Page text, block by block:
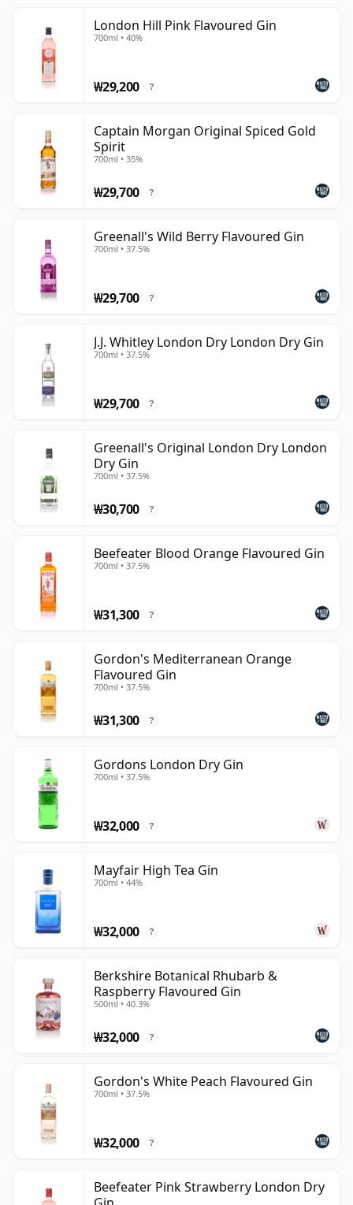
London Hill Pink Flavoured Gin
700ml • 40%
₩29,200 ?
Captain Morgan Original Spiced Gold
Spirit
700ml • 35%
₩29,700 ?
Greenall's Wild Berry Flavoured Gin
700ml • 37.5%
₩29,700 ?
J.J. Whitley London Dry London Dry Gin
700ml • 37.5%
₩29,700 ?
Greenall's Original London Dry London
Dry Gin
700ml • 37.5%
₩30,700 ?
Beefeater Blood Orange Flavoured Gin
700ml • 37.5%
₩31,300 ?
Gordon's Mediterranean Orange
Flavoured Gin
700ml • 37.5%
₩31,300 ?
Gordons London Dry Gin
700ml • 37.5%
₩32,000 ?
Mayfair High Tea Gin
700ml • 44%
₩32,000 ?
Berkshire Botanical Rhubarb &
Raspberry Flavoured Gin
500ml • 40.3%
₩32,000 ?
Gordon's White Peach Flavoured Gin
700ml • 37.5%
₩32,000 ?
Beefeater Pink Strawberry London Dry